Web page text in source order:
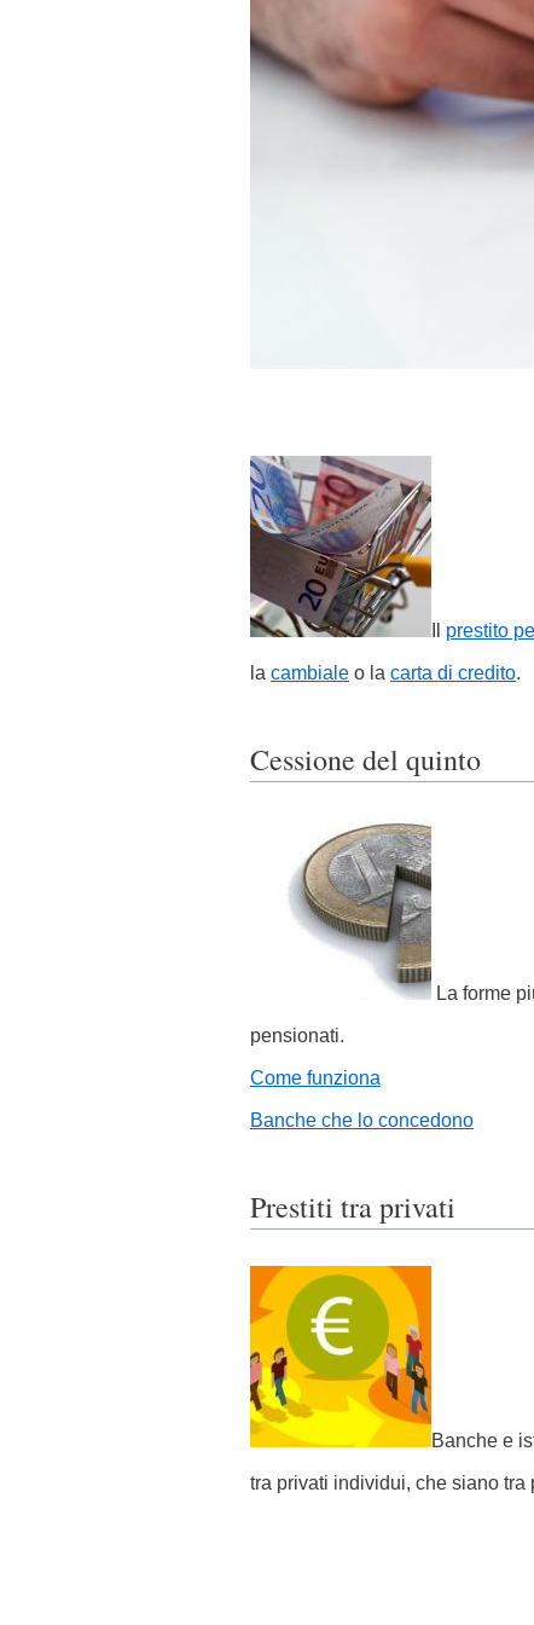
prestito
la cambiale o la carta di credito.
Cessione del quinto
La forme
pensionati.
Come funziona
Banche che lo concedono
Prestiti tra privati
Banche e
tra privati individui, che siano tra